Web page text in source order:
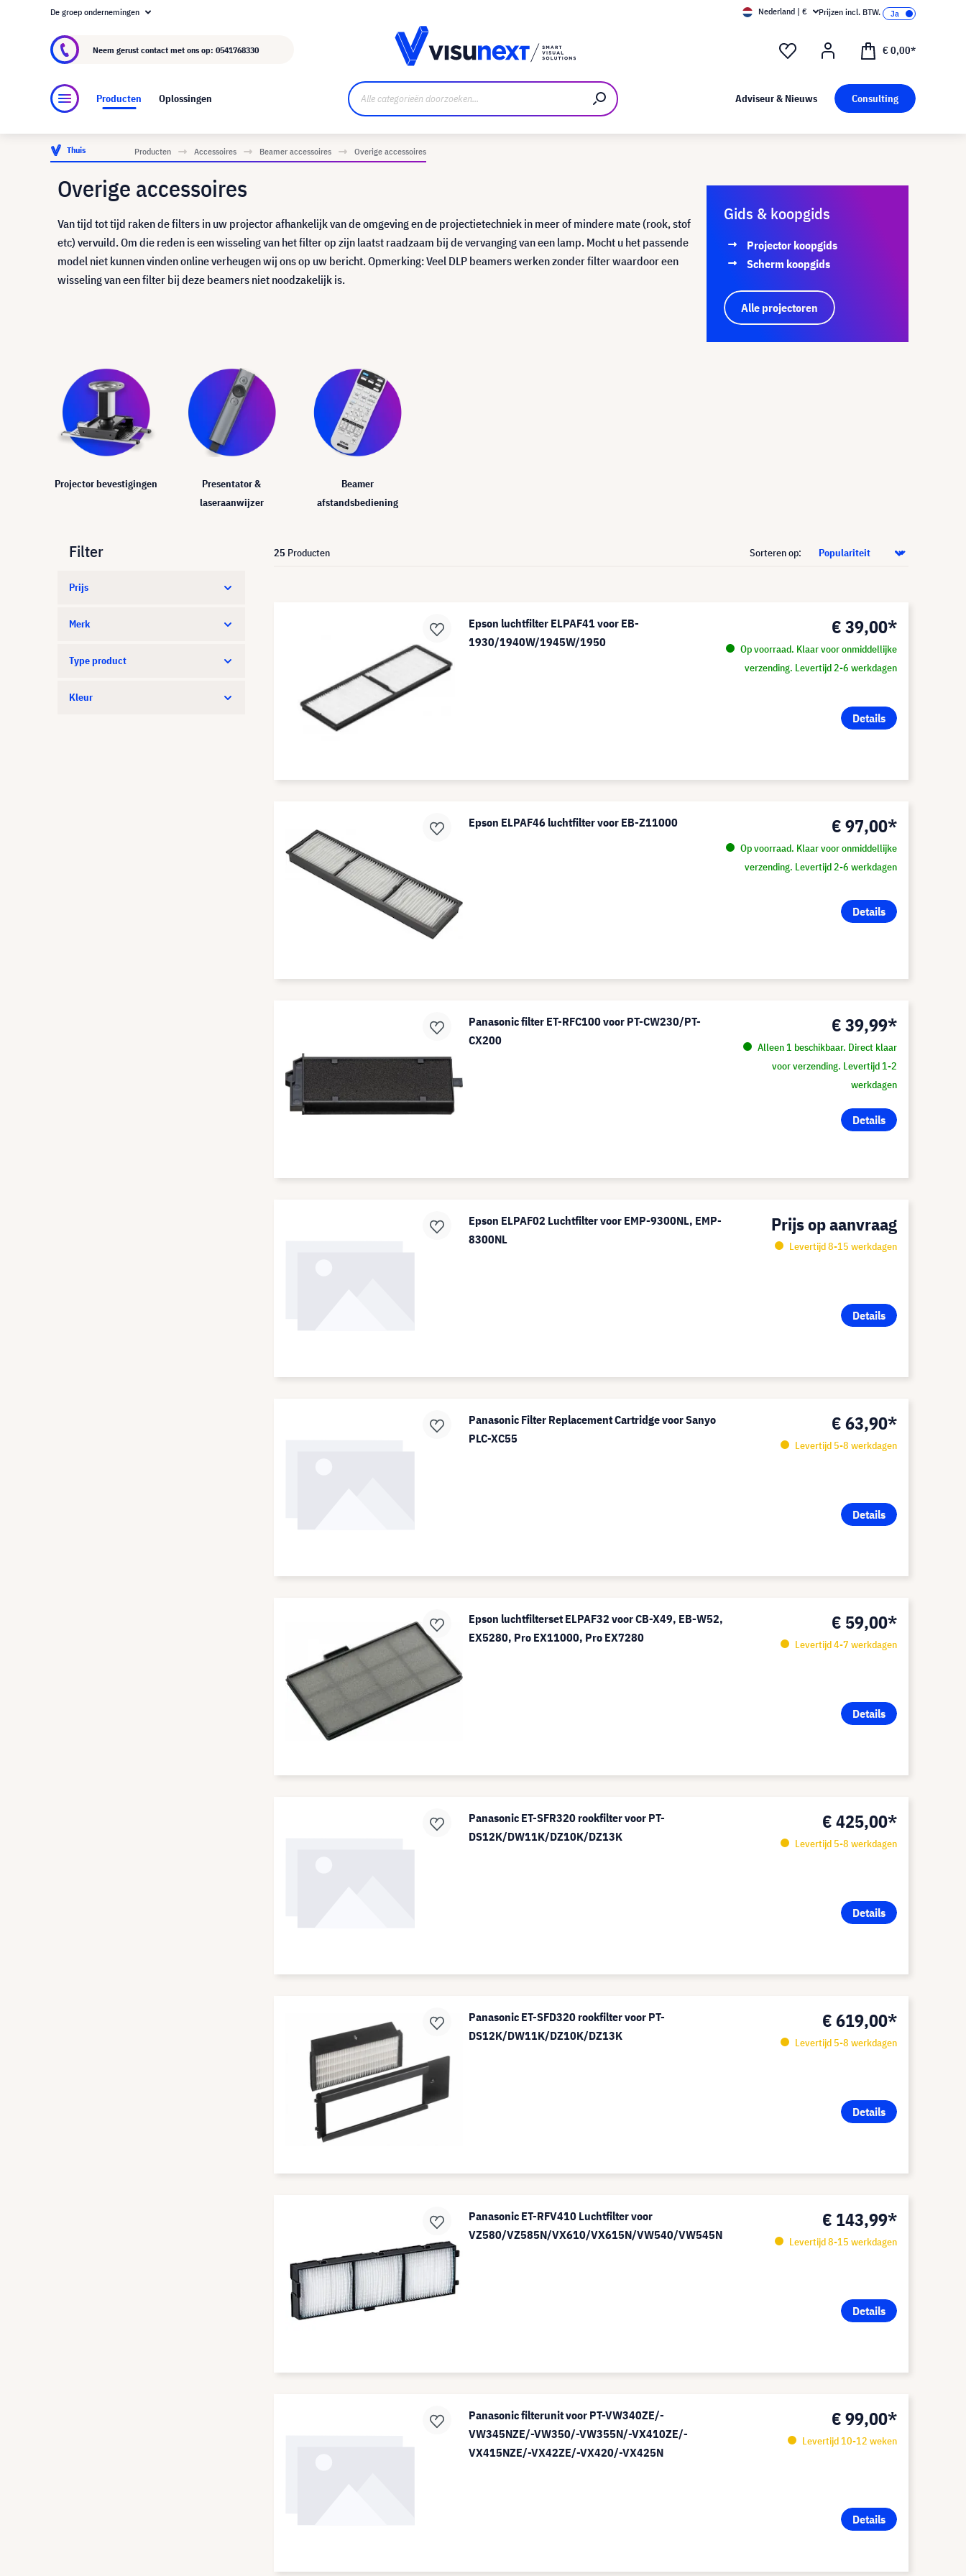
Over visunext.nl
De groep ondernemingen Nederland | € Prijzen incl. BTW.
Neem gerust contact met ons op: 0541768330 € 0,00*
Producten Oplossingen Adviseur & Nieuws Consulting
Thuis Producten Accessoires Beamer accessoires Overige accessoires
Overige accessoires
Van tijd tot tijd raken de filters in uw projector afhankelijk van de omgeving en de projectietechniek in meer of mindere mate (rook, stof
etc) vervuild. Om die reden is een wisseling van het filter op zijn laatst raadzaam bij de vervanging van een lamp. Mocht u het passende
model niet kunnen vinden online verheugen wij ons op uw bericht. Opmerking: Veel DLP beamers werken zonder filter waardoor een
wisseling van een filter bij deze beamers niet noodzakelijk is.
Gids & koopgids
Projector koopgids
Scherm koopgids
Alle projectoren
Projector bevestigingen
Presentator &
laseraanwijzer
Beamer
afstandsbediening
Filter
Prijs
Merk
Type product
Kleur
25 Producten Sorteren op:
Epson luchtfilter ELPAF41 voor EB-
1930/1940W/1945W/1950
€ 39,00*
Op voorraad. Klaar voor onmiddellijke
verzending. Levertijd 2-6 werkdagen
Details
Epson ELPAF46 luchtfilter voor EB-Z11000 € 97,00*
Op voorraad. Klaar voor onmiddellijke
verzending. Levertijd 2-6 werkdagen
Details
Panasonic filter ET-RFC100 voor PT-CW230/PT-
CX200
€ 39,99*
Alleen 1 beschikbaar. Direct klaar
voor verzending. Levertijd 1-2
werkdagen
Details
Epson ELPAF02 Luchtfilter voor EMP-9300NL, EMP-
8300NL
Prijs op aanvraag
Levertijd 8-15 werkdagen
Details
Panasonic Filter Replacement Cartridge voor Sanyo
PLC-XC55
€ 63,90*
Levertijd 5-8 werkdagen
Details
Epson luchtfilterset ELPAF32 voor CB-X49, EB-W52,
EX5280, Pro EX11000, Pro EX7280
€ 59,00*
Levertijd 4-7 werkdagen
Details
Panasonic ET-SFR320 rookfilter voor PT-
DS12K/DW11K/DZ10K/DZ13K
€ 425,00*
Levertijd 5-8 werkdagen
Details
Panasonic ET-SFD320 rookfilter voor PT-
DS12K/DW11K/DZ10K/DZ13K
€ 619,00*
Levertijd 5-8 werkdagen
Details
Panasonic ET-RFV410 Luchtfilter voor
VZ580/VZ585N/VX610/VX615N/VW540/VW545N
€ 143,99*
Levertijd 8-15 werkdagen
Details
Panasonic filterunit voor PT-VW340ZE/-
VW345NZE/-VW350/-VW355N/-VX410ZE/-
VX415NZE/-VX42ZE/-VX420/-VX425N
€ 99,00*
Levertijd 10-12 weken
Details